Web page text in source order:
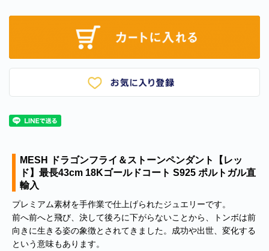
MESH ドラゴンフライ＆ストーンペンダント【レッ
ド】最長43cm 18Kゴールドコート S925 ポルトガル直
輸入
プレミアム素材を手作業で仕上げられたジュエリーです。
前へ前へと飛び、決して後ろに下がらないことから、トンボは前
向きに生きる姿の象徴とされてきました。成功や出世、変化する
という意味もあります。